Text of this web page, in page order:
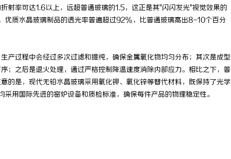
射率可达1.6以上，远超普通玻璃的1.5，这正是其"闪闪发光"视觉效果的
优质水晶玻璃制品的透光率普遍超过92%，比普通玻璃高出8-10个百分
产过程中会经过多次过滤和提纯，确保金属氧化物均匀分布；其次是成型
；之后是退火处理，通过严格控制降温速度消除内部应力。相比之下，普
的是，现代无铅水晶玻璃采用氧化钾、氧化锌等替代材料，既保持了光学
用国际先进的窑炉设备和质检标准，确保每件产品的物理稳定性。
疗实验室，标准化研发体系